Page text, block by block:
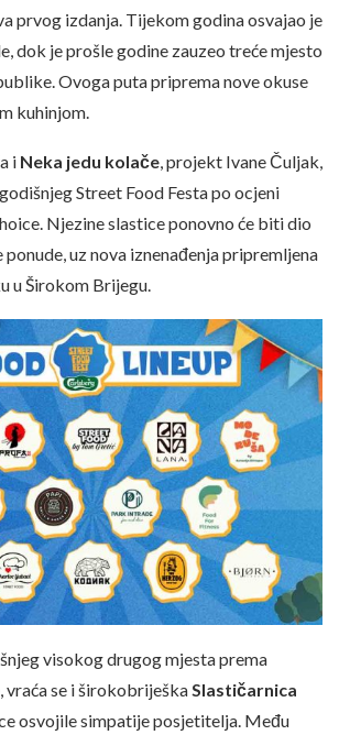
prvog izdanja. Tijekom godina osvajao je
dok je prošle godine zauzeo treće mjesto
Ovoga puta priprema nove okuse
kuhinjom.
i Neka jedu kolače , projekt Ivane Čuljak,
Street Food Festa po ocjeni
Njezine slastice ponovno će biti dio
uz nova iznenađenja pripremljena
u Širokom Brijegu.
visokog drugog mjesta prema
vraća se i širokobriješkaSlastičarnica
osvojile simpatije posjetitelja. Među